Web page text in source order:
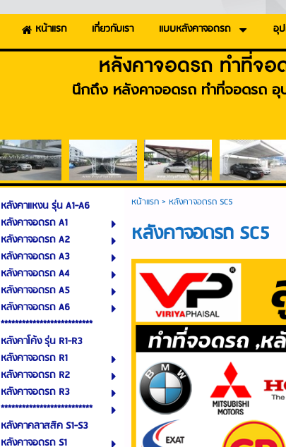
หน้าแรก เกี่ยวกับเรา แบบหลังคาจอดรถ อุ
หลังคาจอดรถ ทำที่จอ
นึกถึง หลังคาจอดรถ ทำที่จอดรถ อุ
หลังคาแหงน รุ่น A1-A6
หลังคาจอดรถ A1
หลังคาจอดรถ A2
หลังคาจอดรถ A3
หลังคาจอดรถ A4
หลังคาจอดรถ A5
หลังคาจอดรถ A6
**************************
หลังคาโค้ง รุ่น R1-R3
หลังคาจอดรถ R1
หลังคาจอดรถ R2
หลังคาจอดรถ R3
**************************
หลังคาคลาสสิค S1-S3
หลังคาจอดรถ S1
หน้าแรก> หลังคาจอดรถ SC5
หลังคาจอดรถ SC5